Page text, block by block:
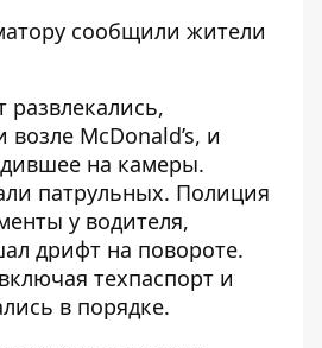
сообщили жители
развлекались,
McDonald’s, и
на камеры.
патрульных. Полиция
у водителя,
дрифт на повороте.
техпаспорт и
в порядке.